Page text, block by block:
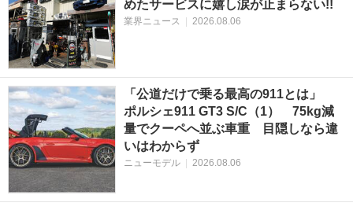
めたサービスに嬉し涙が止まらない!!
業界ニュース 2026.08.06
「公道だけで乗る最高の911とは」
ポルシェ911 GT3 S/C（1） 75kg減
量でクーペへ並ぶ車重 目隠しなら違
いはわからず
ニューモデル | 2026.08.06